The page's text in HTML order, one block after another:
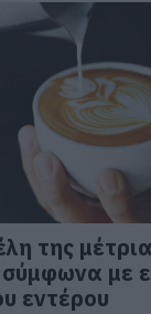
της
με
εντέρου